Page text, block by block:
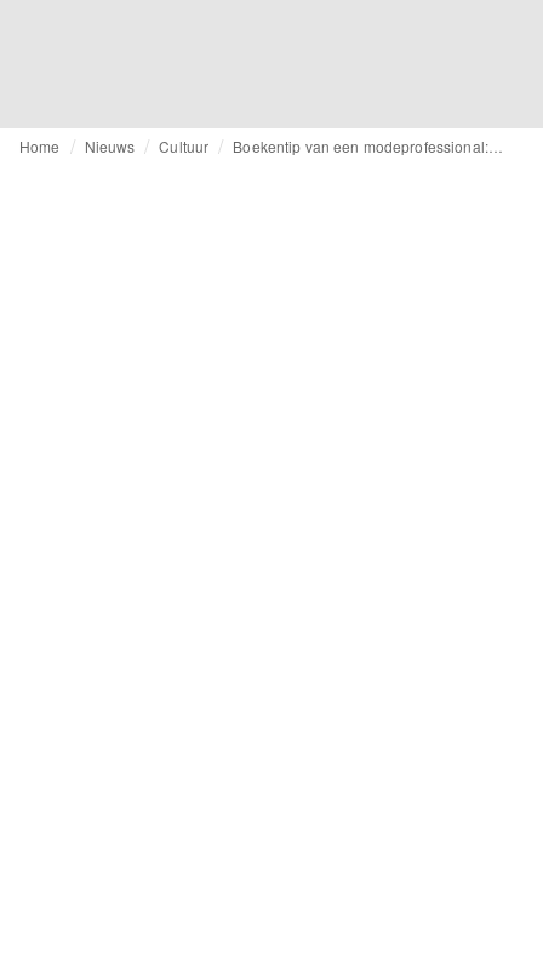
Home Nieuws Cultuur Boekentip van een modeprofessional: Christine Boland tipt ‘Niet het einde van de wereld’